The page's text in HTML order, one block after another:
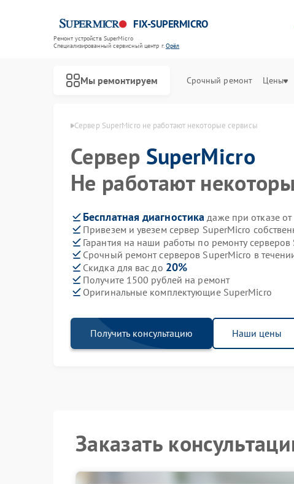
FIX-SUPERMICRO
Ремонт устройств SuperMicro
Специализированный cервисный центр г.Орёл
Мы ремонтируем Срочный ремонт Цены
SuperMicro в Орле Сервер SuperMicro не работают некоторые сервисы
Сервер SuperMicro
Не работают
Бесплатная диагностика даже при отказе
Привезем и увезем сервер SuperMicro
Гарантия на наши работы по ремонту серверов
Срочный ремонт серверов SuperMicro в
Скидка для вас до 20%
Получите 1500 рублей на ремонт
Оригинальные комплектующие SuperMicro
Получить консультацию Наши цены
Заказать